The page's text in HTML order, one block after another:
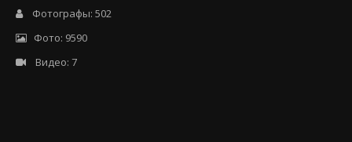
Фотографы: 502
Фото: 9590
Видео: 7